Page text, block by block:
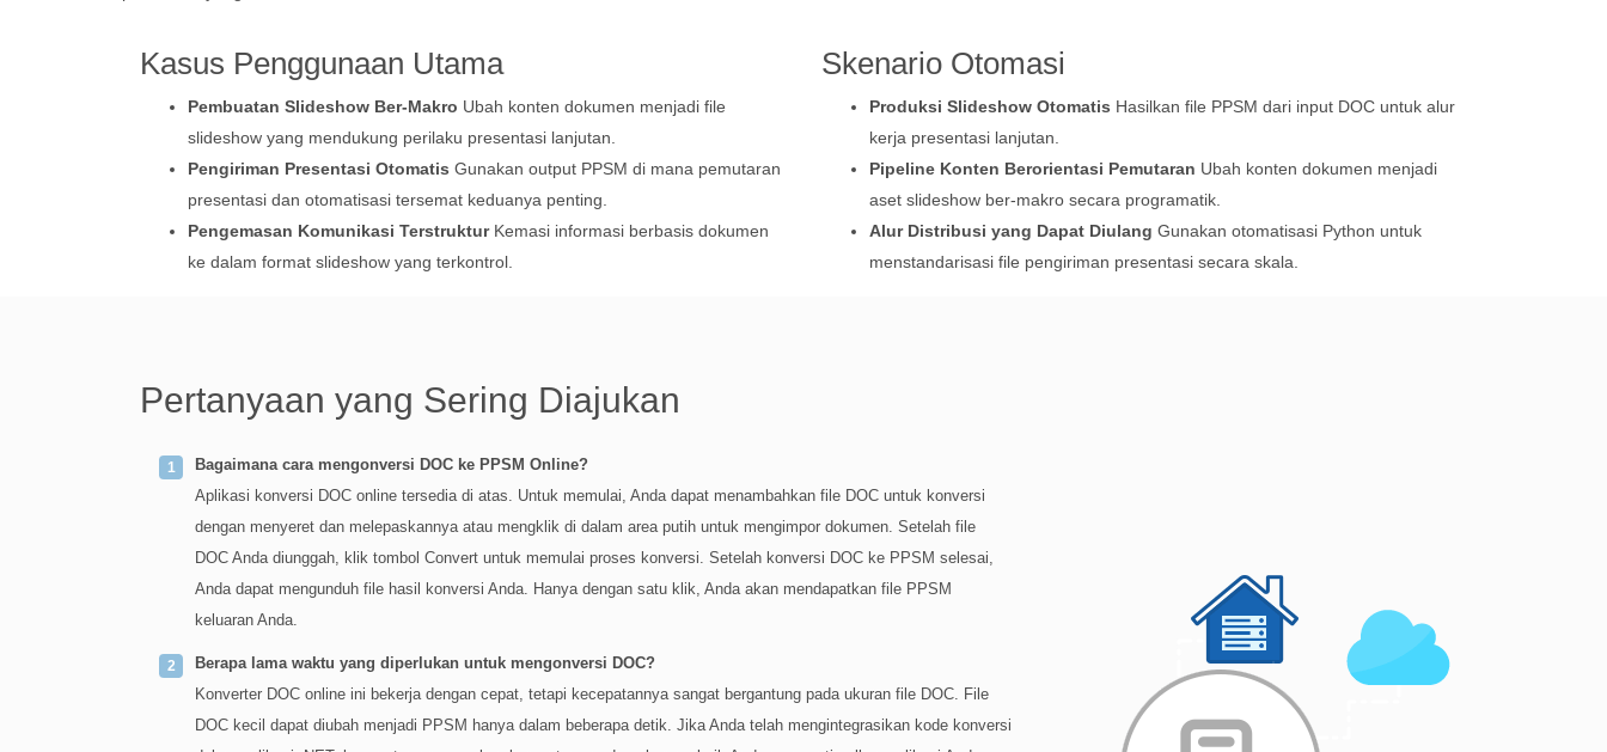
Kasus Penggunaan Utama
Pembuatan Slideshow Ber-Makro Ubah konten dokumen menjadi file
slideshow yang mendukung perilaku presentasi lanjutan.
Pengiriman Presentasi Otomatis Gunakan output PPSM di mana pemutaran
presentasi dan otomatisasi tersemat keduanya penting.
Pengemasan Komunikasi TerstrukturKemasi informasi berbasis dokumen
ke dalam format slideshow yang terkontrol.
Skenario Otomasi
Produksi Slideshow Otomatis Hasilkan file PPSM dari input DOC untuk alur
kerja presentasi lanjutan.
Pipeline Konten Berorientasi Pemutaran Ubah konten dokumen menjadi
aset slideshow ber-makro secara programatik.
Alur Distribusi yang Dapat Diulang Gunakan otomatisasi Python untuk
menstandarisasi file pengiriman presentasi secara skala.
Pertanyaan yang Sering Diajukan
Bagaimana cara mengonversi DOC ke PPSM Online?
Aplikasi konversi DOC online tersedia di atas. Untuk memulai, Anda dapat menambahkan file DOC untuk konversi
dengan menyeret dan melepaskannya atau mengklik di dalam area putih untuk mengimpor dokumen. Setelah file
DOC Anda diunggah, klik tombol Convert untuk memulai proses konversi. Setelah konversi DOC ke PPSM selesai,
Anda dapat mengunduh file hasil konversi Anda. Hanya dengan satu klik, Anda akan mendapatkan file PPSM
keluaran Anda.
Berapa lama waktu yang diperlukan untuk mengonversi DOC?
Konverter DOC online ini bekerja dengan cepat, tetapi kecepatannya sangat bergantung pada ukuran file DOC. File
DOC kecil dapat diubah menjadi PPSM hanya dalam beberapa detik. Jika Anda telah mengintegrasikan kode konversi